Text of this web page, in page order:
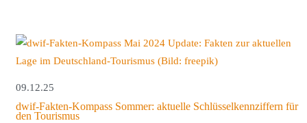
09.12.25
dwif-Fakten-Kompass Sommer: aktuelle Schlüsselkennziffern für
den Tourismus